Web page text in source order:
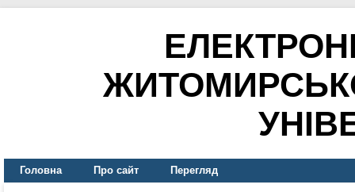
Головна Про сайт Перегляд